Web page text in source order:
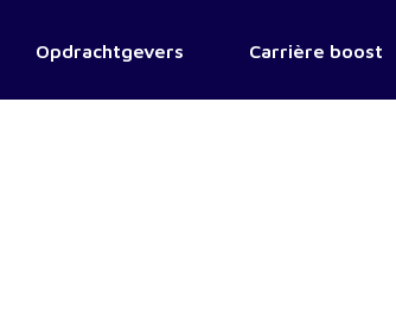
Opdrachtgevers Carrière boost